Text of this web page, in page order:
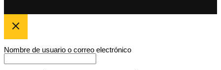
Nombre de usuario o correo electrónico